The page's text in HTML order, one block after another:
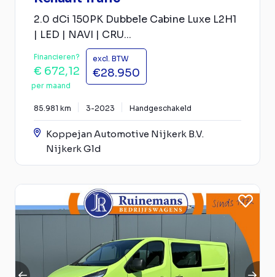
2.0 dCi 150PK Dubbele Cabine Luxe L2H1
| LED | NAVI | CRU...
Financieren?
€ 672,12
per maand
excl. BTW
€28.950
85.981 km 3-2023 Handgeschakeld
Koppejan Automotive Nijkerk B.V.
Nijkerk Gld